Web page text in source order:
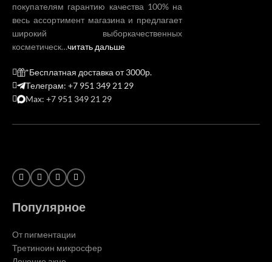
покупателям гарантию качества 100% на
весь ассортимент магазина и предлагает
широкий выборкачественных
косметическ…читать дальше
*Бесплатная доставка от 3000р.
Телеграм: +7 951 349 21 29
Max: +7 951 349 21 29
Популярное
От пигментации
Третиноин микросфер